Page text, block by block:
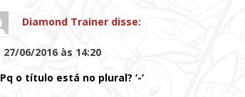
Diamond Trainer disse:
27/06/2016 às 14:20
Pq o título está no plural? ‘-‘